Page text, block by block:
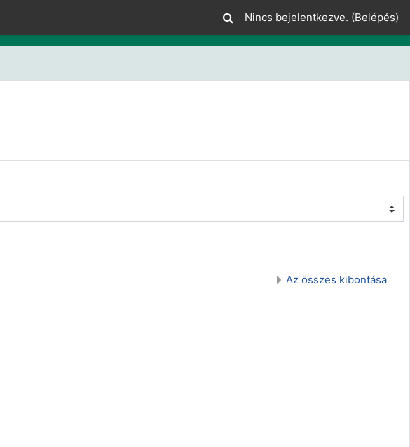
Nincs bejelentkezve. (Belépés)
Az összes kibontása